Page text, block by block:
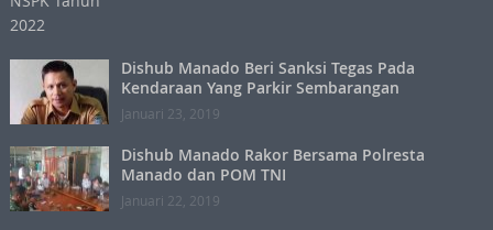
Dishub Manado Beri Sanksi Tegas Pada
Kendaraan Yang Parkir Sembarangan
Januari 23, 2019
Dishub Manado Rakor Bersama Polresta
Manado dan POM TNI
Januari 22, 2019